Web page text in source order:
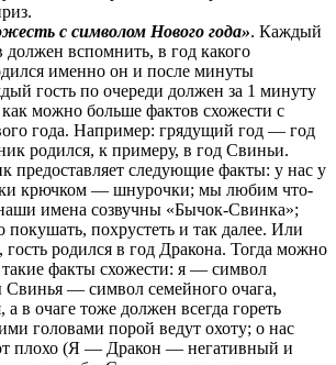
с символом Нового года». Каждый
должен вспомнить, в год какого
именно он и после минуты
гость по очереди должен за 1 минуту
как можно больше фактов схожести с
года. Например: грядущий год — год
родился, к примеру, в год Свиньи.
предоставляет следующие факты: у нас у
крючком — шнурочки; мы любим что-
имена созвучны «Бычок-Свинка»;
похрустеть и так далее. Или
родился в год Дракона. Тогда можно
такие факты схожести: я — символ
Свинья — символ семейного очага,
а в очаге тоже должен всегда гореть
головами порой ведут охоту; о нас
плохо (Я — Дракон — негативный и